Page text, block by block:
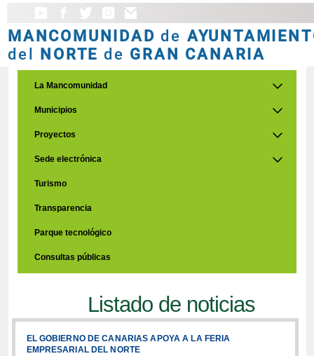
MANCOMUNIDAD de
del NORTE de GRAN CANARIA
La Mancomunidad
Municipios
Proyectos
Sede electrónica
Turismo
Transparencia
Parque tecnológico
Consultas públicas
Listado de noticias
EL GOBIERNO DE CANARIAS APOYA A LA FERIA
EMPRESARIAL DEL NORTE